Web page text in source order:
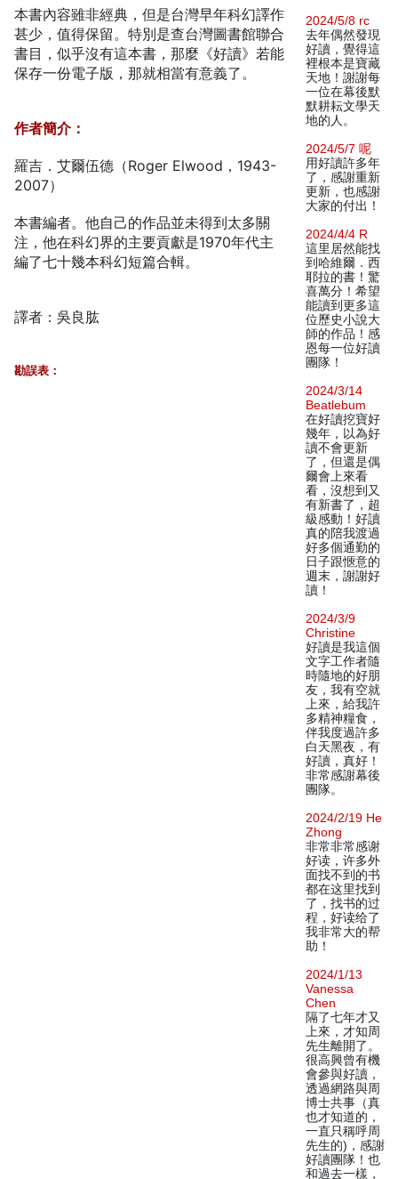
本書內容雖非經典，但是台灣早年科幻譯作
甚少，值得保留。特別是查台灣圖書館聯合
書目，似乎沒有這本書，那麼《好讀》若能
保存一份電子版，那就相當有意義了。
作者簡介：
羅吉．艾爾伍德（Roger Elwood，1943-
2007）
本書編者。他自己的作品並未得到太多關
注，他在科幻界的主要貢獻是1970年代主
編了七十幾本科幻短篇合輯。
譯者：吳良肱
勘誤表：
2024/5/8 rc
去年偶然發現
好讀，覺得這
裡根本是寶藏
天地！謝謝每
一位在幕後默
默耕耘文學天
地的人。
2024/5/7 呢
用好讀許多年
了，感謝重新
更新，也感謝
大家的付出！
2024/4/4 R
這里居然能找
到哈維爾．西
耶拉的書！驚
喜萬分！希望
能讀到更多這
位歷史小說大
師的作品！感
恩每一位好讀
團隊！
2024/3/14
Beatlebum
在好讀挖寶好
幾年，以為好
讀不會更新
了，但還是偶
爾會上來看
看，沒想到又
有新書了，超
級感動！好讀
真的陪我渡過
好多個通勤的
日子跟愜意的
週末，謝謝好
讀！
2024/3/9
Christine
好讀是我這個
文字工作者隨
時隨地的好朋
友，我有空就
上來，給我許
多精神糧食，
伴我度過許多
白天黑夜，有
好讀，真好！
非常感謝幕後
團隊。
2024/2/19 He
Zhong
非常非常感谢
好读，许多外
面找不到的书
都在这里找到
了，找书的过
程，好读给了
我非常大的帮
助！
2024/1/13
Vanessa
Chen
隔了七年才又
上來，才知周
先生離開了。
很高興曾有機
會參與好讀，
透過網路與周
博士共事（真
也才知道的，
一直只稱呼周
先生的)，感謝
好讀團隊！也
和過去一樣，